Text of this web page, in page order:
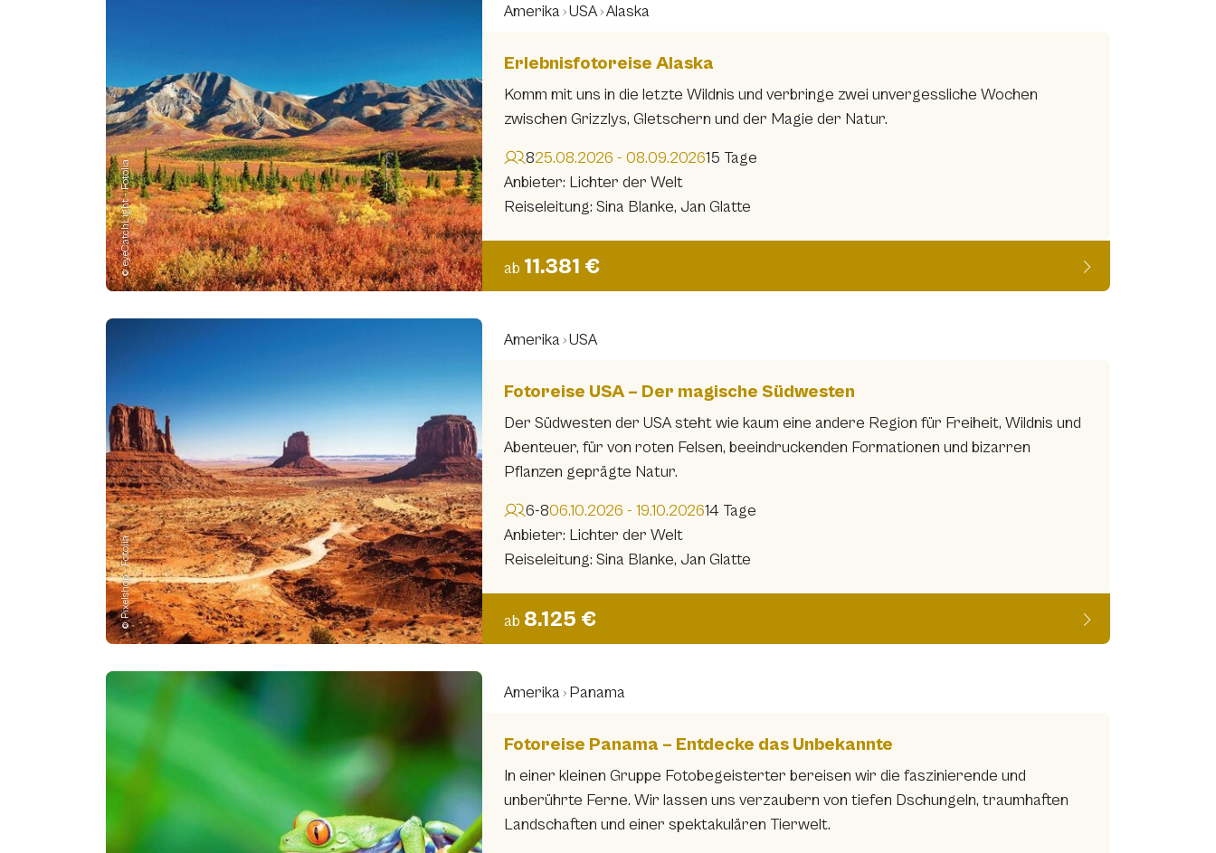
© eyeCatchLight - Fotolia
Amerika USA Alaska
Erlebnisfotoreise Alaska
Komm mit uns in die letzte Wildnis und verbringe zwei unvergessliche Wochen
zwischen Grizzlys, Gletschern und der Magie der Natur.
825.08.2026 - 08.09.202615 Tage
Anbieter: Lichter der Welt
Reiseleitung: Sina Blanke, Jan Glatte
ab 11.381 €
© Pixelshop - Fotolia
Amerika USA
Fotoreise USA – Der magische Südwesten
Der Südwesten der USA steht wie kaum eine andere Region für Freiheit, Wildnis und
Abenteuer, für von roten Felsen, beeindruckenden Formationen und bizarren
Pflanzen geprägte Natur.
6-806.10.2026 - 19.10.202614 Tage
Anbieter: Lichter der Welt
Reiseleitung: Sina Blanke, Jan Glatte
ab 8.125 €
Amerika Panama
Fotoreise Panama – Entdecke das Unbekannte
In einer kleinen Gruppe Fotobegeisterter bereisen wir die faszinierende und
unberührte Ferne. Wir lassen uns verzaubern von tiefen Dschungeln, traumhaften
Landschaften und einer spektakulären Tierwelt.